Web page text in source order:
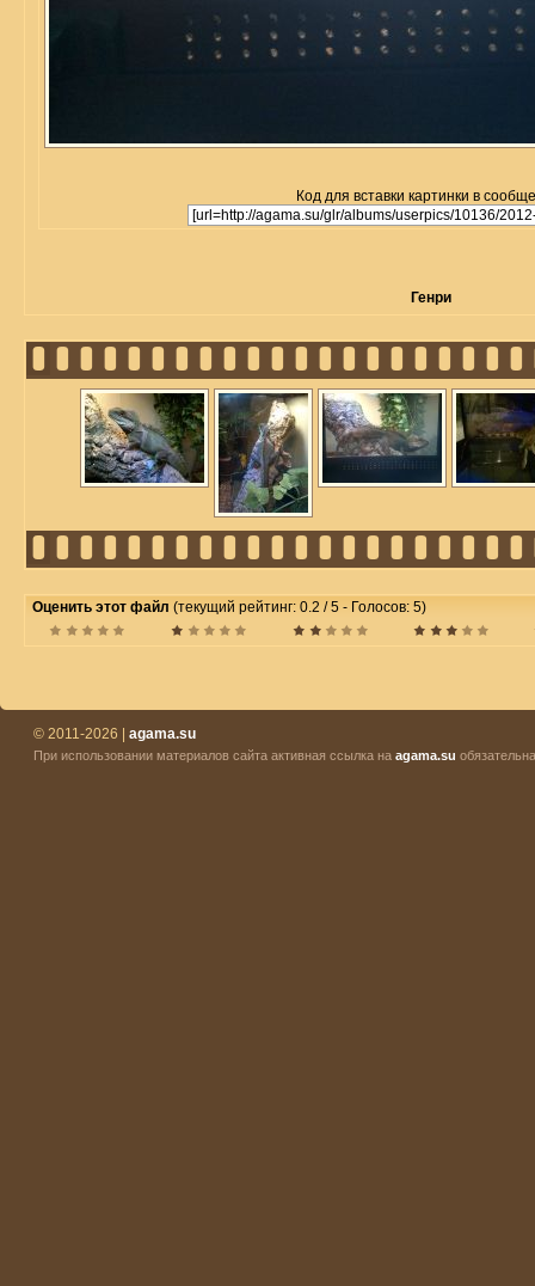
Код для вставки картинки в
Генри
Оценить этот файл (текущий рейтинг: 0.2 / 5 - Голосов: 5)
© 2011-2026 | agama.su
При использовании материалов сайта активная ссылка на agama.su